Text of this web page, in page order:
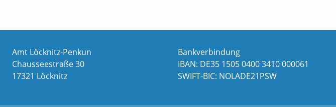
Amt Löcknitz-Penkun
Chausseestraße 30
17321 Löcknitz
Bankverbindung
IBAN: DE35 1505 0400 3410 000061
SWIFT-BIC: NOLADE21PSW